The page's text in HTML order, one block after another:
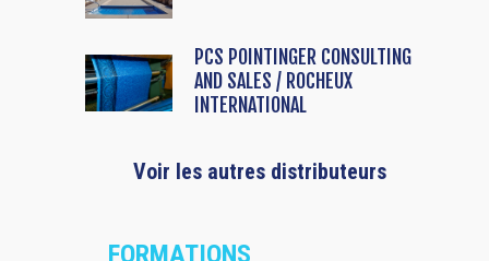
PCS POINTINGER CONSULTING
AND SALES / ROCHEUX
INTERNATIONAL
Voir les autres distributeurs
FORMATIONS